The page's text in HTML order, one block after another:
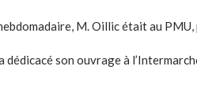
M. Oillic était au PMU,
dédicacé son ouvrage à